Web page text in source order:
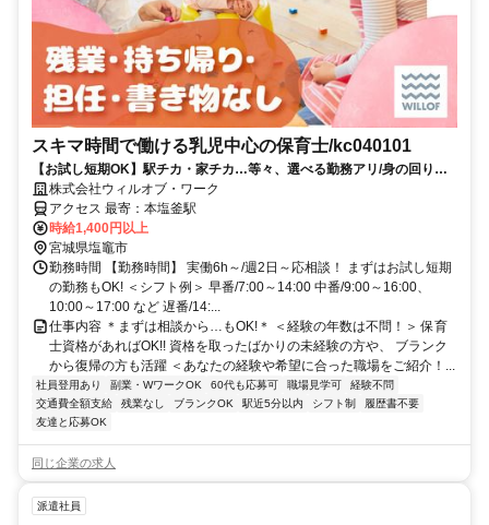
スキマ時間で働ける乳児中心の保育士/kc040101
【お試し短期OK】駅チカ・家チカ…等々、選べる勤務アリ/身の回りの
お世話中心♪
株式会社ウィルオブ・ワーク
アクセス 最寄：本塩釜駅
時給1,400円以上
宮城県塩竈市
勤務時間 【勤務時間】 実働6h～/週2日～応相談！ まずはお試し短期
の勤務もOK! ＜シフト例＞ 早番/7:00～14:00 中番/9:00～16:00、
10:00～17:00 など 遅番/14:...
仕事内容 ＊まずは相談から…もOK!＊ ＜経験の年数は不問！＞ 保育
士資格があればOK!! 資格を取ったばかりの未経験の方や、 ブランク
から復帰の方も活躍 ＜あなたの経験や希望に合った職場をご紹介！...
社員登用あり 副業・WワークOK 60代も応募可 職場見学可
経験不問
交通費全額支給
残業なし ブランクOK 駅近5分以内 シフト制
履歴書不要
友達と応募OK
同じ企業の求人
派遣社員